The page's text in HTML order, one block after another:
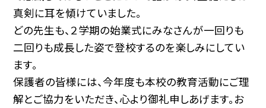
真剣に耳を傾けていました。
どの先生も、２学期の始業式にみなさんが一回りも
二回りも成長した姿で登校するのを楽しみにしてい
ます。
保護者の皆様には、今年度も本校の教育活動にご理
解とご協力をいただき、心より御礼申しあげます。お